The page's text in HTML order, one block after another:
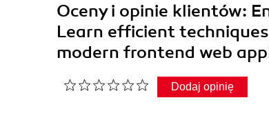
Oceny i opinie klientów:
Learn efficient
modern frontend web
Dodaj opinię